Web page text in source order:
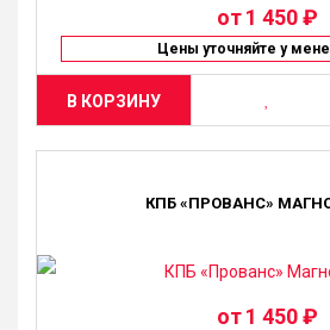
от 1 450 ₽
Цены уточняйте у
В КОРЗИНУ
КПБ «ПРОВАНС»
от 1 450 ₽